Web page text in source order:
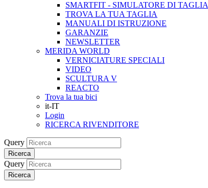
SMARTFIT - SIMULATORE DI TAGLIA
TROVA LA TUA TAGLIA
MANUALI DI ISTRUZIONE
GARANZIE
NEWSLETTER
MERIDA WORLD
VERNICIATURE SPECIALI
VIDEO
SCULTURA V
REACTO
Trova la tua bici
it-IT
Login
RICERCA RIVENDITORE
Query
Ricerca
Query
Ricerca